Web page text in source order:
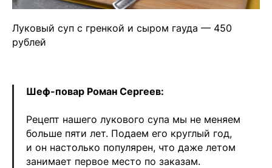
Луковый суп с гренкой и сыром гауда — 450
рублей
Шеф-повар Роман Сергеев:
Рецепт нашего лукового супа мы не меняем
больше пяти лет. Подаем его круглый год,
и он настолько популярен, что даже летом
занимает первое место по заказам.